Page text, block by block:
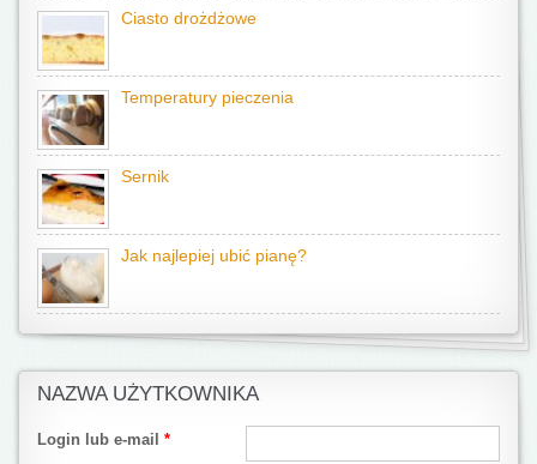
Ciasto drożdżowe
Temperatury pieczenia
Sernik
Jak najlepiej ubić pianę?
NAZWA UŻYTKOWNIKA
Login lub e-mail *